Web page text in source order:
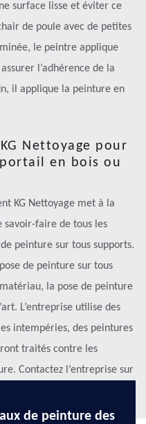
surface lisse et éviter ce
de poule avec de petites
le peintre applique
l’adhérence de la
il applique la peinture en
Nettoyage pour
en bois ou
KG Nettoyage met à la
savoir-faire de tous les
peinture sur tous supports.
de peinture sur tous
la pose de peinture
L’entreprise utilise des
intempéries, des peintures
traités contre les
Contactez l’entreprise sur
de peinture des